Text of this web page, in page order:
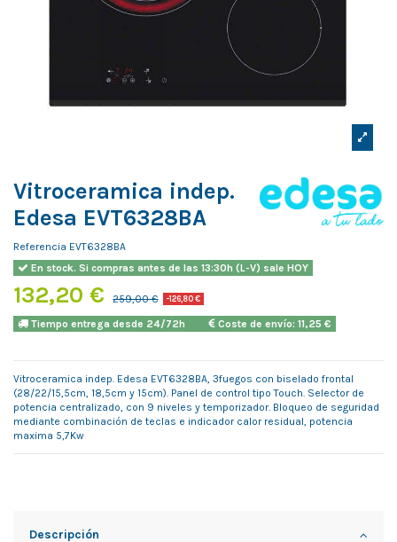
Vitroceramica indep.
Edesa EVT6328BA
Referencia EVT6328BA
En stock. Si compras antes de las 13:30h (L-V) sale HOY
132,20 € 259,00 € -126,80 €
Tiempo entrega desde 24/72h Coste de envío: 11,25 €
Vitroceramica indep. Edesa EVT6328BA, 3fuegos con biselado frontal
(28/22/15,5cm, 18,5cm y 15cm). Panel de control tipo Touch. Selector de
potencia centralizado, con 9 niveles y temporizador. Bloqueo de seguridad
mediante combinación de teclas e indicador calor residual, potencia
maxima 5,7Kw
Descripción